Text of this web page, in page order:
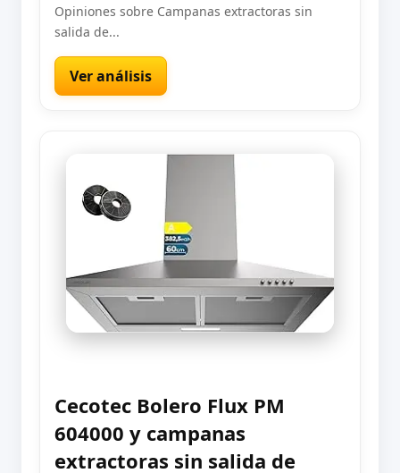
Opiniones sobre Campanas extractoras sin
salida de...
Ver análisis
Cecotec Bolero Flux PM
604000 y campanas
extractoras sin salida de